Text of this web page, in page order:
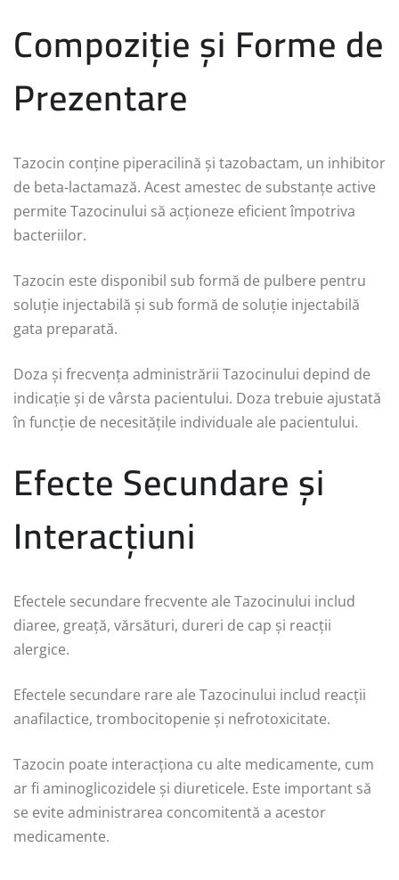
Compoziție și Forme de
Prezentare
Tazocin conține piperacilină și tazobactam, un inhibitor
de beta-lactamază. Acest amestec de substanțe active
permite Tazocinului să acționeze eficient împotriva
bacteriilor.
Tazocin este disponibil sub formă de pulbere pentru
soluție injectabilă și sub formă de soluție injectabilă
gata preparată.
Doza și frecvența administrării Tazocinului depind de
indicație și de vârsta pacientului. Doza trebuie ajustată
în funcție de necesitățile individuale ale pacientului.
Efecte Secundare și
Interacțiuni
Efectele secundare frecvente ale Tazocinului includ
diaree, greață, vărsături, dureri de cap și reacții
alergice.
Efectele secundare rare ale Tazocinului includ reacții
anafilactice, trombocitopenie și nefrotoxicitate.
Tazocin poate interacționa cu alte medicamente, cum
ar fi aminoglicozidele și diureticele. Este important să
se evite administrarea concomitentă a acestor
medicamente.